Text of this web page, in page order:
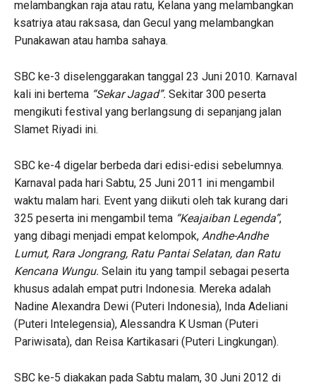
melambangkan raja atau ratu, Kelana yang melambangkan
ksatriya atau raksasa, dan Gecul yang melambangkan
Punakawan atau hamba sahaya.
SBC ke-3 diselenggarakan tanggal 23 Juni 2010. Karnaval
kali ini bertema “Sekar Jagad”. Sekitar 300 peserta
mengikuti festival yang berlangsung di sepanjang jalan
Slamet Riyadi ini.
SBC ke-4 digelar berbeda dari edisi-edisi sebelumnya.
Karnaval pada hari Sabtu, 25 Juni 2011 ini mengambil
waktu malam hari. Event yang diikuti oleh tak kurang dari
325 peserta ini mengambil tema “Keajaiban Legenda”,
yang dibagi menjadi empat kelompok, Andhe-Andhe
Lumut, Rara Jongrang, Ratu Pantai Selatan, dan Ratu
Kencana Wungu. Selain itu yang tampil sebagai peserta
khusus adalah empat putri Indonesia. Mereka adalah
Nadine Alexandra Dewi (Puteri Indonesia), Inda Adeliani
(Puteri Intelegensia), Alessandra K Usman (Puteri
Pariwisata), dan Reisa Kartikasari (Puteri Lingkungan).
SBC ke-5 diakakan pada Sabtu malam, 30 Juni 2012 di